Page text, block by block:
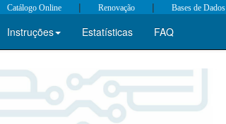
Catálogo Online | Renovação | Bases de Dados
Instruções Estatísticas FAQ